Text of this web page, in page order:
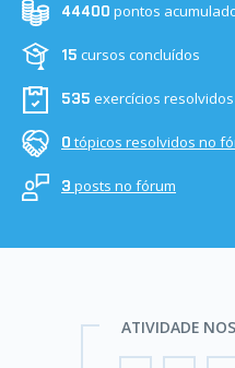
44400 pontos
15 cursos concluídos
535 exercícios resolvidos
0 tópicos resolvidos no
3 posts no fórum
ATIVIDADE